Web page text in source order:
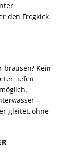
den Frogkick,
brausen? Kein
tiefen
–
gleitet, ohne